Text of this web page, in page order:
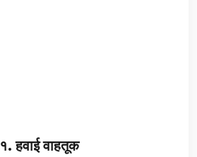
१. हवाई वाहतूक